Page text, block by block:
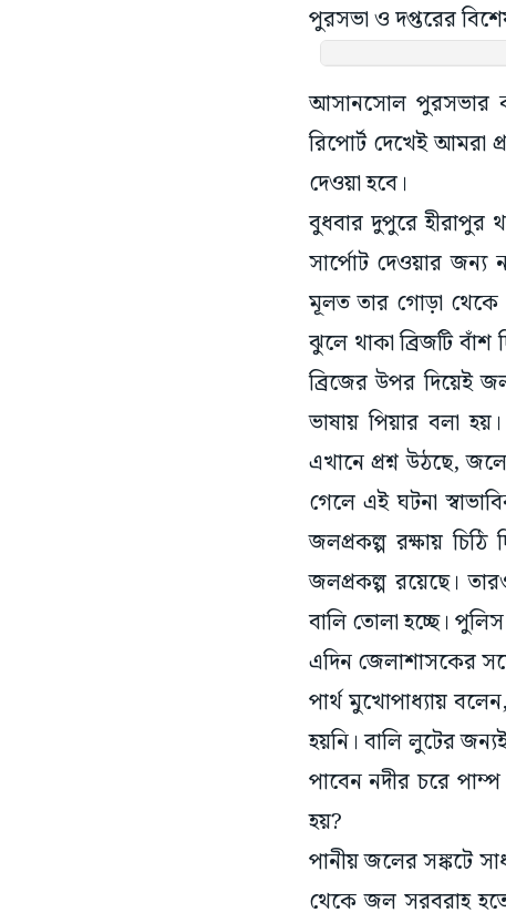
পুরসভা ও দপ্তরের
আসানসোল পুরসভার
রিপোর্ট দেখেই আমরা
দেওয়া হবে।
বুধবার দুপুরে হীরাপুর
সার্পোট দেওয়ার জন্য
মূলত তার গোড়া
ঝুলে থাকা ব্রিজটি বাঁশ
ব্রিজের উপর দিয়েই
ভাষায় পিয়ার বলা
এখানে প্রশ্ন উঠছে,
গেলে এই ঘটনা
জলপ্রকল্প রক্ষায়
জলপ্রকল্প রয়েছে।
বালি তোলা হচ্ছে।
এদিন জেলাশাসকের
পার্থ মুখোপাধ্যায়
হয়নি। বালি লুটের
পাবেন নদীর চরে
হয়?
পানীয় জলের সঙ্কটে
থেকে জল সরবরাহ